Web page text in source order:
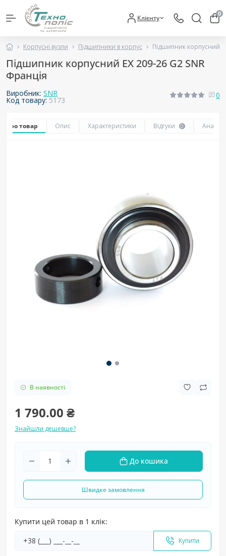
Клієнту 0
Корпусні вузли Підшипники в корпус Підшипник корпусний
Підшипник корпусний EX 209-26 G2 SNR
Франція
Виробник: SNR
Код товару:5173
0
про товар Опис Характеристики Відгуки 0
В наявності
1 790.00 ₴
Знайшли дешевше?
До кошика
Швидке замовлення
Купити цей товар в 1 клік:
Купити